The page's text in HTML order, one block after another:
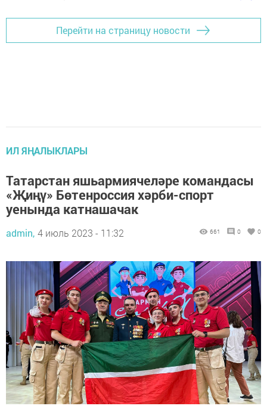
Перейти на страницу новости
ИЛ ЯҢАЛЫКЛАРЫ
Татарстан яшьармиячеләре командасы
«Җиңү» Бөтенроссия хәрби-спорт
уенында катнашачак
admin, 4 июль 2023 - 11:32 661 0 0